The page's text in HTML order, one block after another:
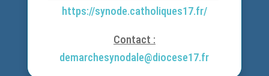
https://synode.catholiques17.fr/
Contact :
demarchesynodale@diocese17.fr